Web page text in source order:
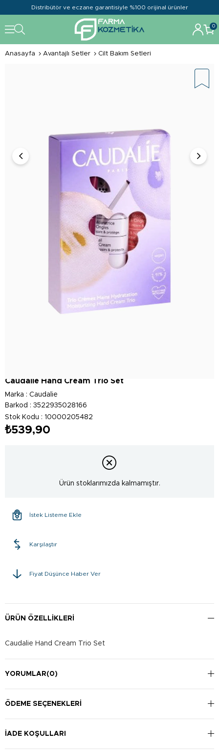
Distribütör ve eczane garantisiyle %100 orijinal ürünler
0
Anasayfa Avantajlı Setler Cilt Bakım Setleri
Caudalie Hand Cream Trio Set
Marka : Caudalie
Barkod : 3522935028166
Stok Kodu
10000205482
₺539,90
Ürün stoklarımızda kalmamıştır.
İstek Listeme Ekle
Karşılaştır
Fiyat Düşünce Haber Ver
ÜRÜN ÖZELLIKLERI
Caudalie Hand Cream Trio Set
YORUMLAR(0)
ÖDEME SEÇENEKLERI
İADE KOŞULLARI